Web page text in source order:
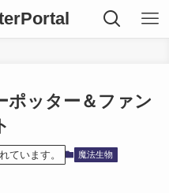
ポッター＆ファン
ています。 魔法生物